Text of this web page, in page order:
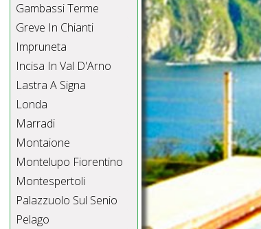
Gambassi Terme
Greve In Chianti
Impruneta
Incisa In Val D'Arno
Lastra A Signa
Londa
Marradi
Montaione
Montelupo Fiorentino
Montespertoli
Palazzuolo Sul Senio
Pelago